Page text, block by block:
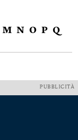
M N O P Q
PUBBLICITÀ